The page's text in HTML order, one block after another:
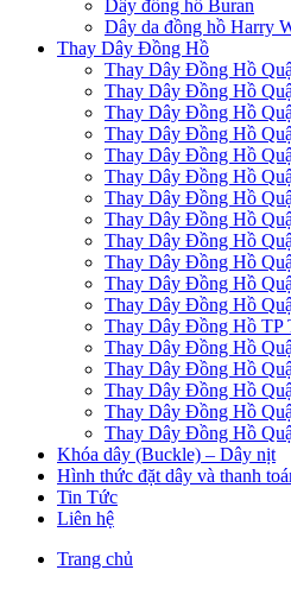
Dây đồng hồ Buran
Dây da đồng hồ Harry
Thay Dây Đồng Hồ
Thay Dây Đồng Hồ
Thay Dây Đồng Hồ
Thay Dây Đồng Hồ
Thay Dây Đồng Hồ
Thay Dây Đồng Hồ
Thay Dây Đồng Hồ
Thay Dây Đồng Hồ
Thay Dây Đồng Hồ
Thay Dây Đồng Hồ
Thay Dây Đồng Hồ
Thay Dây Đồng Hồ
Thay Dây Đồng Hồ
Thay Dây Đồng Hồ TP
Thay Dây Đồng Hồ
Thay Dây Đồng Hồ
Thay Dây Đồng Hồ
Thay Dây Đồng Hồ
Thay Dây Đồng Hồ
Khóa dây (Buckle) – Dây nịt
Hình thức đặt dây và thanh
Tin Tức
Liên hệ
Trang chủ